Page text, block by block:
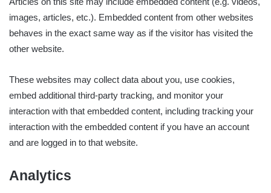
images, articles, etc.). Embedded content from other websites
behaves in the exact same way as if the visitor has visited the
other website.
These websites may collect data about you, use cookies,
embed additional third-party tracking, and monitor your
interaction with that embedded content, including tracking your
interaction with the embedded content if you have an account
and are logged in to that website.
Analytics